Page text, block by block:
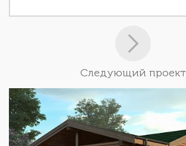
Следующий проект